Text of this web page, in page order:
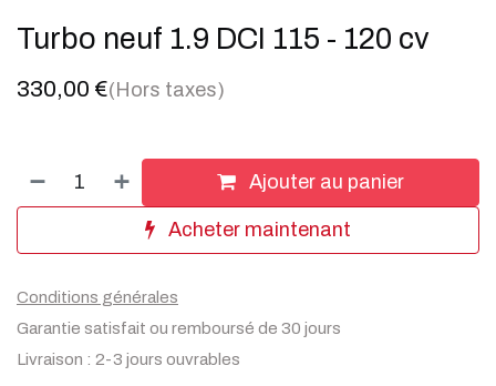
Turbo neuf 1.9 DCI 115 - 120 cv
330,00 €(Hors taxes)
Ajouter au panier
Acheter maintenant
Conditions générales
Garantie satisfait ou remboursé de 30 jours
Livraison : 2-3 jours ouvrables